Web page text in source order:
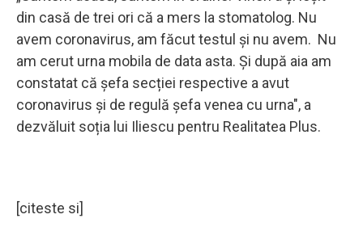
din casă de trei ori că a mers la stomatolog. Nu
avem coronavirus, am făcut testul și nu avem. Nu
am cerut urna mobila de data asta. Și după aia am
constatat că șefa secției respective a avut
coronavirus și de regulă șefa venea cu urna", a
dezvăluit soția lui Iliescu pentru Realitatea Plus.
[citeste si]